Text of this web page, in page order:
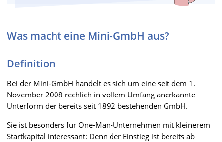
Was macht eine Mini-GmbH aus?
Definition
Bei der Mini-GmbH handelt es sich um eine seit dem 1.
November 2008 rechlich in vollem Umfang anerkannte
Unterform der bereits seit 1892 bestehenden GmbH.
Sie ist besonders für One-Man-Unternehmen mit kleinerem
Startkapital interessant: Denn der Einstieg ist bereits ab